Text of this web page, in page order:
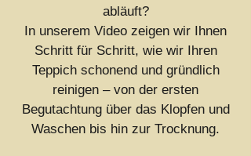
abläuft?
In unserem Video zeigen wir Ihnen
Schritt für Schritt, wie wir Ihren
Teppich schonend und gründlich
reinigen – von der ersten
Begutachtung über das Klopfen und
Waschen bis hin zur Trocknung.